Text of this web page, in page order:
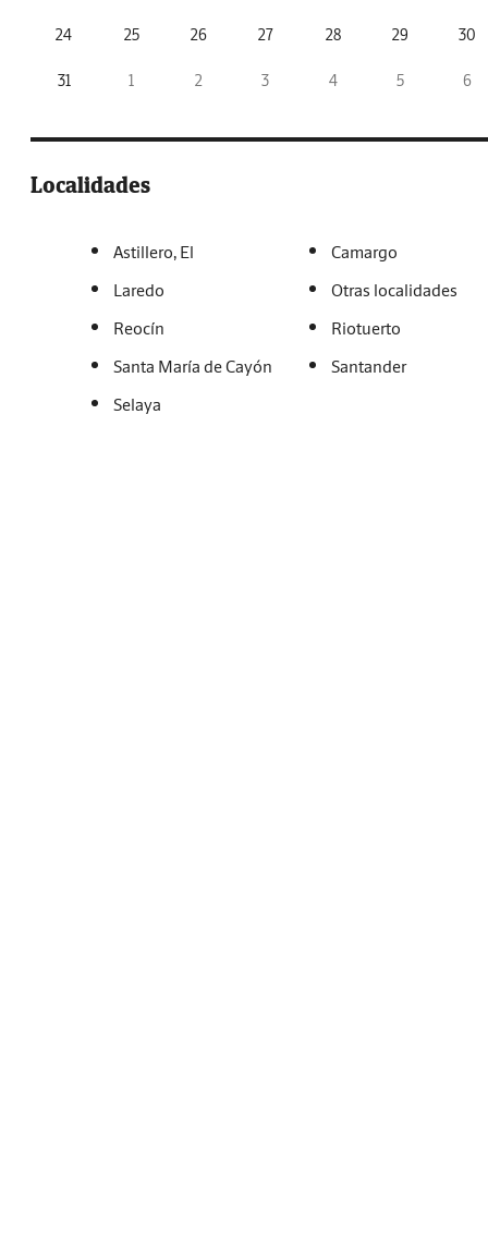
24 25 26 27 28 29 30
31 1 2 3 4 5 6
Localidades
Astillero, El
Camargo
Laredo
Otras localidades
Reocín
Riotuerto
Santa María de Cayón
Santander
Selaya